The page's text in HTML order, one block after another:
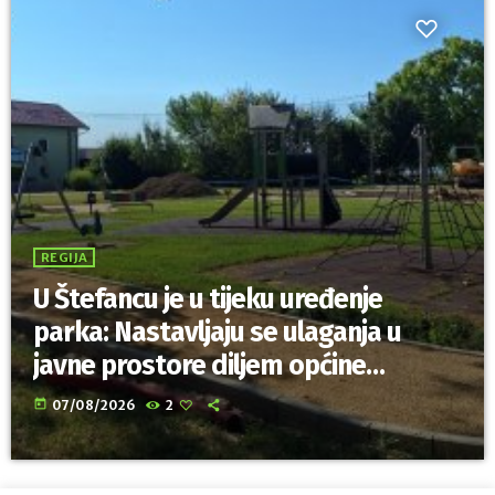
REGIJA
U Štefancu je u tijeku uređenje
parka: Nastavljaju se ulaganja u
javne prostore diljem općine
Trnovec Bartolovečki
today 07/08/2026 2